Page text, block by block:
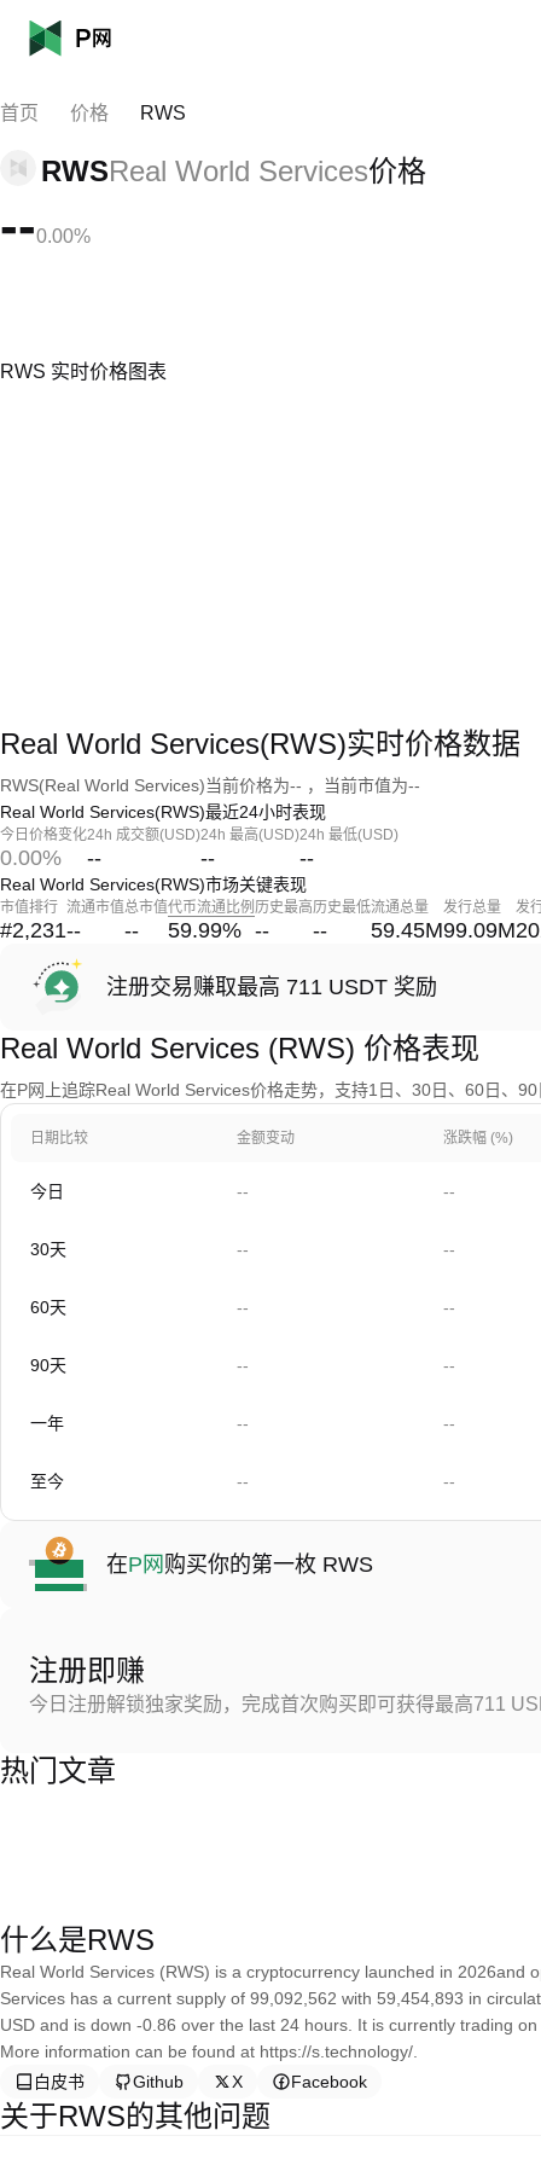
首页 价格 RWS
RWSReal World Services价格
--0.00%
RWS 实时价格图表
Real World Services(RWS)实时价格数据
RWS(Real World Services)当前价格为-- ，当前市值为--
Real World Services(RWS)最近24小时表现
今日价格变化
0.00%
24h 成交额(USD)
--
24h 最高(USD)
--
24h 最低(USD)
--
Real World Services(RWS)市场关键表现
市值排行
#2,231
流通市值
--
总市值
--
代币流通比例
59.99%
历史最高
--
历史最低
--
流通总量
59.45M
发行总量
99.09M
发
注册交易赚取最高 711 USDT 奖励
Real World Services (RWS) 价格表现
在P网上追踪Real World Services价格走势，支持1日、30日、60日、
日期比较 金额变动 涨跌幅 (%)
今日 -- --
30天 -- --
60天 -- --
90天 -- --
一年 -- --
至今 -- --
在P网 购买你的第一枚 RWS
注册即赚
今日注册解锁独家奖励，完成首次购买即可获得最高711
热门文章
什么是RWS
Real World Services (RWS) is a cryptocurrency launched in 2026and
Services has a current supply of 99,092,562 with 59,454,893 in
USD and is down -0.86 over the last 24 hours. It is currently trading
More information can be found at https://s.technology/.
白皮书
Github X Facebook
关于RWS的其他问题